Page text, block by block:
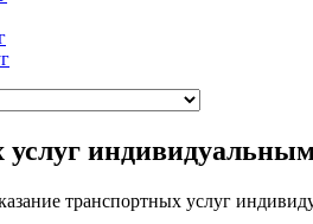
транспортных услуг